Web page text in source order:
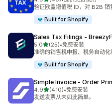
总共 40 条评论
验证欧盟增值税 ID，对 B2B
Built for Shopify
Sales Tax Filings ‑
5.0星（满分 5 星）
(25)
总共 25 条评论
•免费安装
准确的销售税申报、税务自动
Built for Shopify
Simple Invoice ‑ Order
4.9星（满分 5 星）
(410)
总共 410 条评论
•免费安装
发送发票从未如此简单。